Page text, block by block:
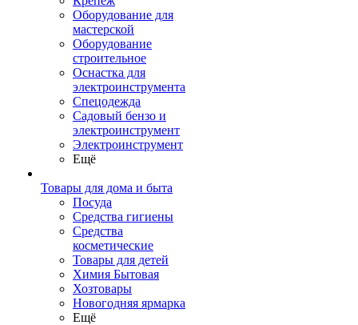
Оборудование для
мастерской
Оборудование
строительное
Оснастка для
электроинструмента
Спецодежда
Садовый бензо и
электроинструмент
Электроинструмент
Ещё
Товары для дома и быта
Посуда
Средства гигиены
Средства
косметические
Товары для детей
Химия Бытовая
Хозтовары
Новогодняя ярмарка
Ещё